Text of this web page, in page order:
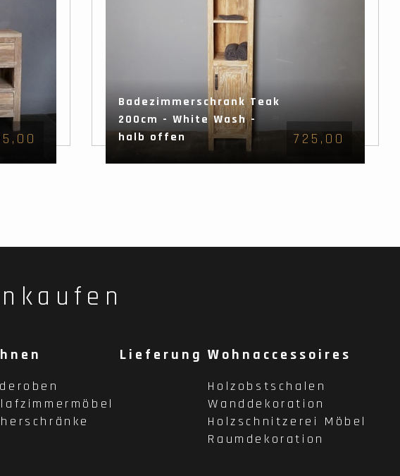
Badezimmerschrank Teak
200cm - White Wash -
halb offen
725,00
Lieferung Wohnaccessoires
Holzobstschalen
Wanddekoration
Holzschnitzerei Möbel
Raumdekoration